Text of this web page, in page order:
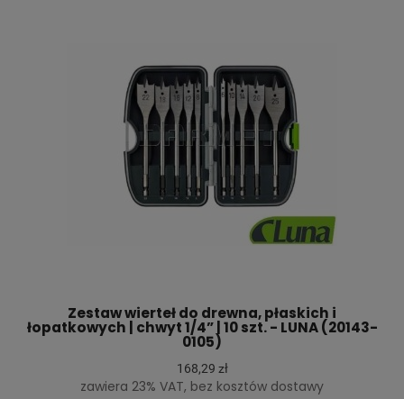
Zestaw wierteł do drewna, płaskich i
łopatkowych | chwyt 1/4” | 10 szt. - LUNA (20143-
0105)
168,29 zł
zawiera 23% VAT, bez kosztów dostawy